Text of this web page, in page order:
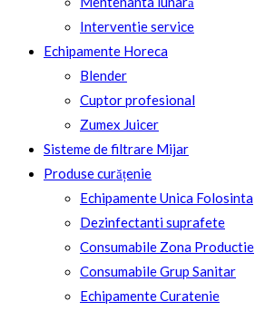
Interventie service
Echipamente Horeca
Blender
Cuptor profesional
Zumex Juicer
Sisteme de filtrare Mijar
Produse curățenie
Echipamente Unica Folosinta
Dezinfectanti suprafete
Consumabile Zona Productie
Consumabile Grup Sanitar
Echipamente Curatenie